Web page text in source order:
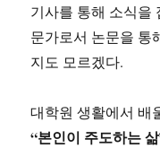
기사를 통해 소식을
문가로서 논문을 통
지도 모르겠다.
대학원 생활에서 배
“본인이 주도하는